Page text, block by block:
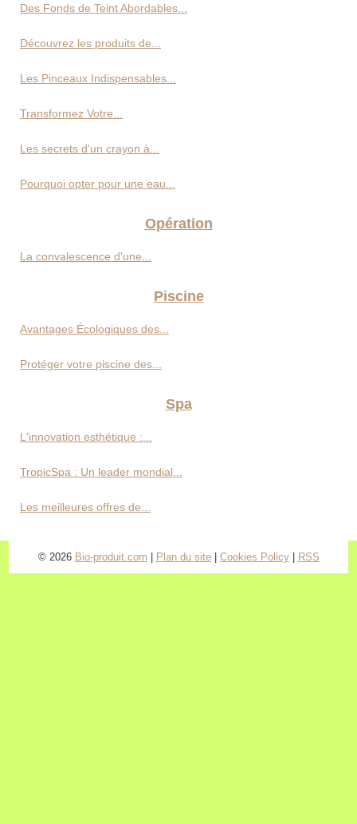
Des Fonds de Teint Abordables...
Découvrez les produits de...
Les Pinceaux Indispensables...
Transformez Votre...
Les secrets d'un crayon à...
Pourquoi opter pour une eau...
Opération
La convalescence d'une...
Piscine
Avantages Écologiques des...
Protéger votre piscine des...
Spa
L'innovation esthétique :...
TropicSpa : Un leader mondial...
Les meilleures offres de...
© 2026 Bio-produit.com | Plan du site| Cookies Policy| RSS